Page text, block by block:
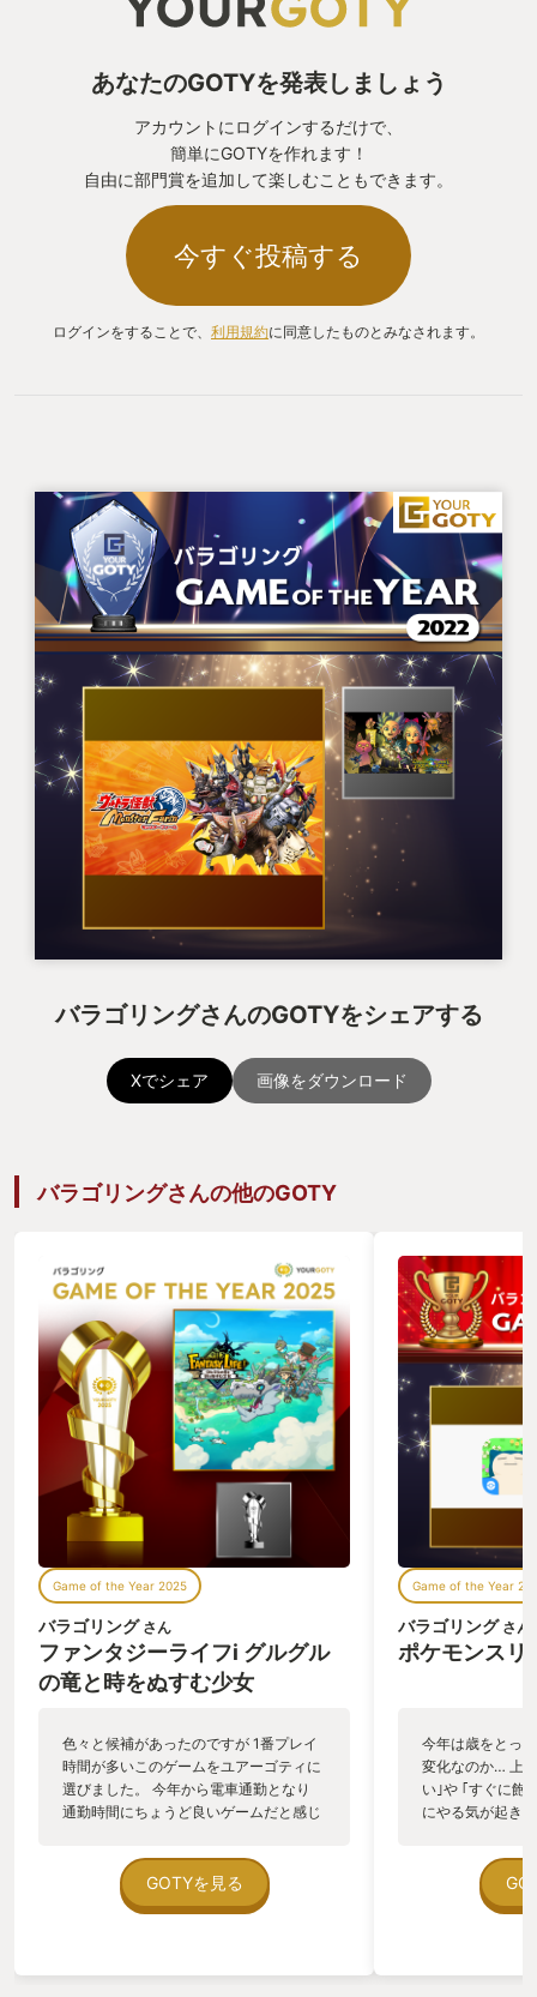
あなたのGOTYを発表しましょう
アカウントにログインするだけで、
簡単にGOTYを作れます！
自由に部門賞を追加して楽しむこともできます。
今すぐ投稿する
ログインをすることで、 利用規約に同意したものとみなされます。
バラゴリングさんのGOTYをシェアする
Xでシェア 画像をダウンロード
バラゴリングさんの他のGOTY
Game of the Year 2025
バラゴリングさん
ファンタジーライフi グルグル
の竜と時をぬすむ少女
色々と候補があったのですが 1番プレイ
時間が多いこのゲームをユアーゴティに
選びました。 今年から電車通勤となり
通勤時間にちょうど良いゲームだと感じ
くれる 良ゲーでした。 これだけだとユ
アーゴティは ドラクエやポケモンなどの
好みゲーになったと思うのですが 12月下
した。 まだまだ遊べそうなので 来年の
GOTYを見る
Game of the Year
バラゴリングさん
ポケモンスリ
今年は歳をとっ
変化なのか… 上
い｣や ｢すぐに飽
にやる気が起き
みたらあら不思
気が起き始めた
は自分の中では
た事を 把握し改